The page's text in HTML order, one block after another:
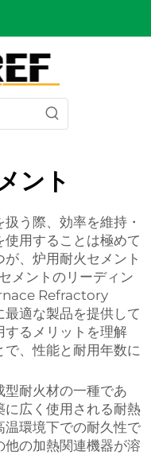
ント
う際、効率を維持・
用することは極めて
、炉用耐火セメント
メントのリーディン
Refractory
適な製品を提供して
するメリットを理解
で、性能と耐用年数に
耐火材の一種であ
に広く使用される耐熱
環境下での耐久性で
の加熱関連機器が溶